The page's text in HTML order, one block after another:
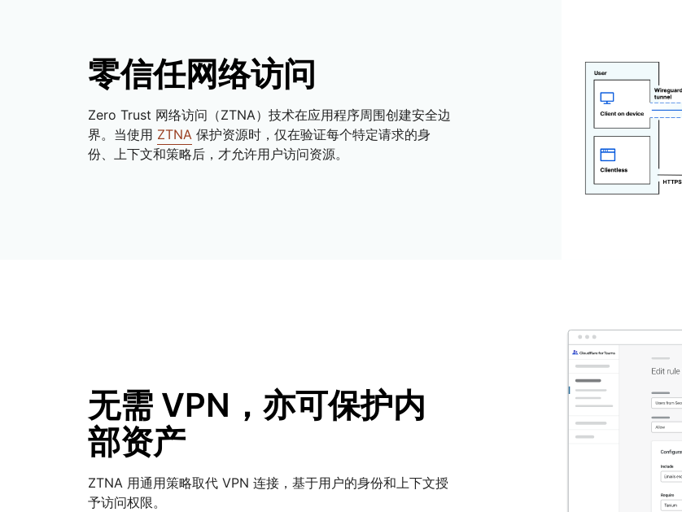
零信任网络访问
Zero Trust 网络访问（ZTNA）技术在应用程序周围创建安全边
界。当使用 ZTNA 保护资源时，仅在验证每个特定请求的身
份、上下文和策略后，才允许用户访问资源。
无需 VPN，亦可保护内
部资产
ZTNA 用通用策略取代 VPN 连接，基于用户的身份和上下文授
予访问权限。